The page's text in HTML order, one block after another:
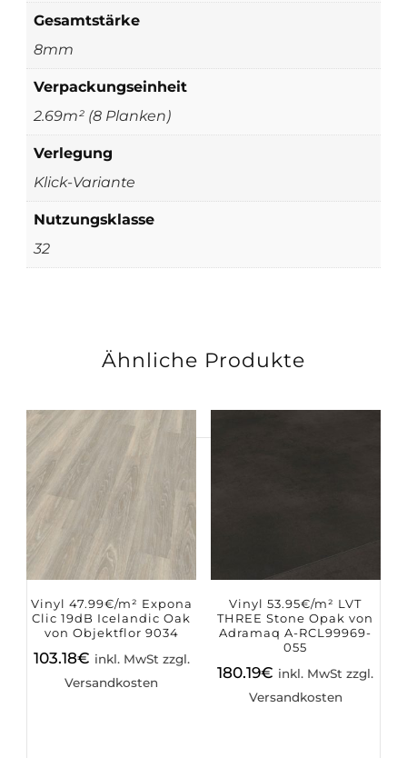
Gesamtstärke
8mm
Verpackungseinheit
2.69m² (8 Planken)
Verlegung
Klick-Variante
Nutzungsklasse
32
Ähnliche Produkte
Vinyl 47.99€/m² Expona
Clic 19dB Icelandic Oak
von Objektflor 9034
103.18€ inkl. MwSt zzgl.
Versandkosten
Vinyl 53.95€/m² LVT
THREE Stone Opak von
Adramaq A-RCL99969-
055
180.19€ inkl. MwSt zzgl.
Versandkosten